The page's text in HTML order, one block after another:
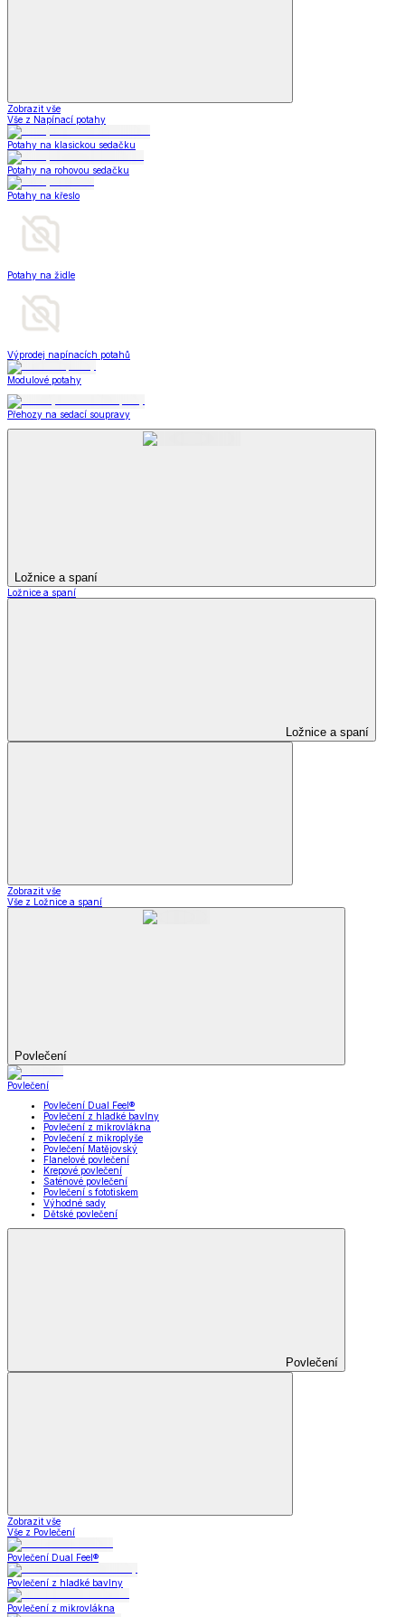
Zobrazit vše
Vše z Napínací potahy
Potahy na klasickou sedačku
Potahy na rohovou sedačku
Potahy na křeslo
Potahy na židle
Výprodej napínacích potahů
Modulové potahy
Přehozy na sedací soupravy
Ložnice a spaní
Ložnice a spaní
Ložnice a spaní
Zobrazit vše
Vše z Ložnice a spaní
Povlečení
Povlečení
Povlečení Dual Feel®
Povlečení z hladké bavlny
Povlečení z mikrovlákna
Povlečení z mikroplyše
Povlečení Matějovský
Flanelové povlečení
Krepové povlečení
Saténové povlečení
Povlečení s fototiskem
Výhodné sady
Dětské povlečení
Povlečení
Zobrazit vše
Vše z Povlečení
Povlečení Dual Feel®
Povlečení z hladké bavlny
Povlečení z mikrovlákna